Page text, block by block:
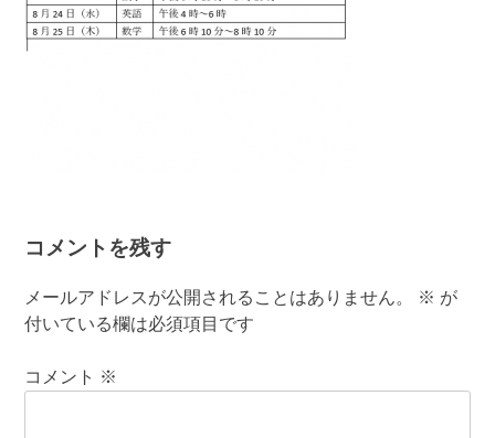
コメントを残す
メールアドレスが公開されることはありません。 ※ が
付いている欄は必須項目です
コメント ※